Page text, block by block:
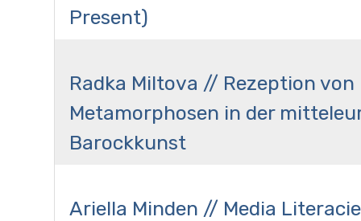
Present)
Radka Miltova // Rezeption von
Metamorphosen in der
Barockkunst
Ariella Minden // Media